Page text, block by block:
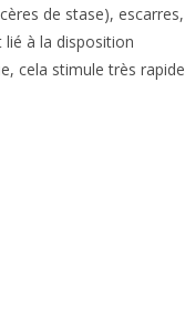
de stase),
lié à la disposition
cela stimule très